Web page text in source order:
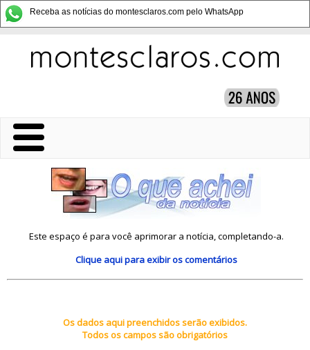
Receba as notícias do montesclaros.com pelo WhatsApp
Este espaço é para você aprimorar a notícia, completando-a.
Clique aquipara exibir os comentários
Os dados aqui preenchidos serão exibidos.
Todos os campos são obrigatórios